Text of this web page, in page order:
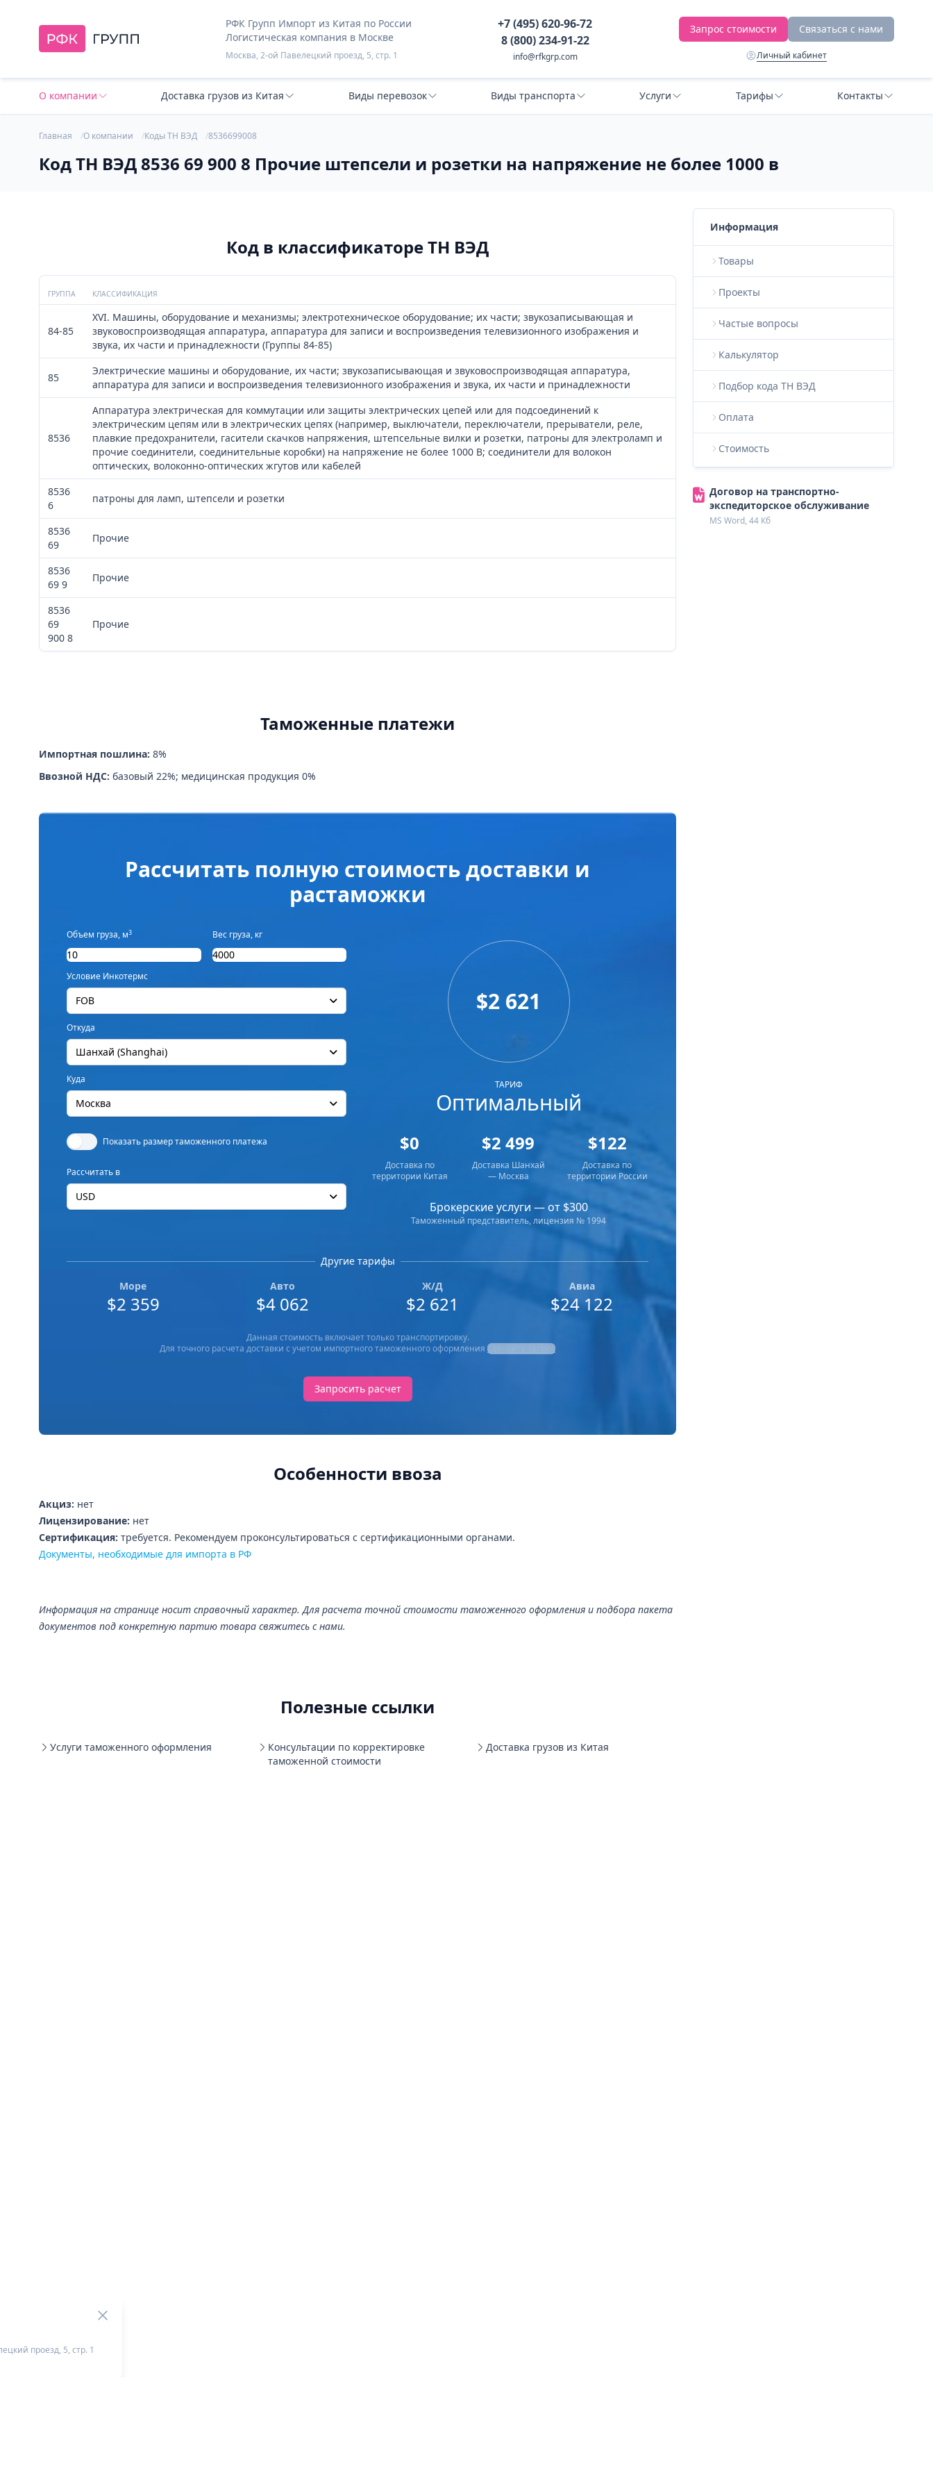
РФК Групп Импорт из Китая по России
Логистическая компания в Москве
Москва, 2-ой Павелецкий проезд, 5, стр. 1
+7 (495) 620-96-72
8 (800) 234-91-22
info@rfkgrp.com
Запрос стоимости Связаться с нами
Личный кабинет
О компании Доставка грузов из Китая Виды перевозок Виды транспорта Услуги Тарифы Контакты
Главная О компании Коды ТН ВЭД 8536699008
Код ТН ВЭД 8536 69 900 8 Прочие штепсели и розетки на напряжение не более 1000 в
Код в классификаторе ТН ВЭД
ГРУППА КЛАССИФИКАЦИЯ
84-85
XVI. Машины, оборудование и механизмы; электротехническое оборудование; их части; звукозаписывающая и
звуковоспроизводящая аппаратура, аппаратура для записи и воспроизведения телевизионного изображения и
звука, их части и принадлежности (Группы 84-85)
85
Электрические машины и оборудование, их части; звукозаписывающая и звуковоспроизводящая аппаратура,
аппаратура для записи и воспроизведения телевизионного изображения и звука, их части и принадлежности
8536
Аппаратура электрическая для коммутации или защиты электрических цепей или для подсоединений к
электрическим цепям или в электрических цепях (например, выключатели, переключатели, прерыватели, реле,
плавкие предохранители, гасители скачков напряжения, штепсельные вилки и розетки, патроны для электроламп и
прочие соединители, соединительные коробки) на напряжение не более 1000 В; соединители для волокон
оптических, волоконно-оптических жгутов или кабелей
8536
6
патроны для ламп, штепсели и розетки
8536
69
Прочие
8536
69 9
Прочие
8536
69
900 8
Прочие
Таможенные платежи
Импортная пошлина: 8%
Ввозной НДС: базовый 22%; медицинская продукция 0%
Рассчитать полную стоимость доставки и
растаможки
Объем груза, м3 Вес груза, кг
Условие Инкотермс
FOB
Откуда
Шанхай (Shanghai)
Куда
Москва
Показать размер таможенного платежа
Рассчитать в
USD
$2 621
ТАРИФ
Оптимальный
$0
Доставка по
территории Китая
$2 499
Доставка Шанхай
— Москва
$122
Доставка по
территории России
Брокерские услуги — от $300
Таможенный представитель, лицензия № 1994
Другие тарифы
Море
$2 359
Авто
$4 062
Ж/Д
$2 621
Авиа
$24 122
Данная стоимость включает только транспортировку.
Для точного расчета доставки с учетом импортного таможенного оформления сделайте запрос
Запросить расчет
Особенности ввоза
Акциз: нет
Лицензирование: нет
Сертификация: требуется. Рекомендуем проконсультироваться с сертификационными органами.
Документы, необходимые для импорта в РФ
Информация на странице носит справочный характер. Для расчета точной стоимости таможенного оформления и подбора пакета
документов под конкретную партию товара свяжитесь с нами.
Полезные ссылки
Услуги таможенного оформления
Консультации по корректировке
таможенной стоимости
Доставка грузов из Китая
Информация
Товары
Проекты
Частые вопросы
Калькулятор
Подбор кода ТН ВЭД
Оплата
Стоимость
Договор на транспортно-
экспедиторское обслуживание
MS Word, 44 Кб
проезд, 5, стр. 1